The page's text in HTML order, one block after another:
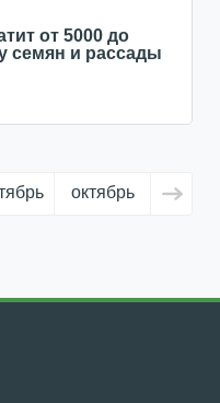
от 5000 до
семян и рассады
октябрь ноябрь